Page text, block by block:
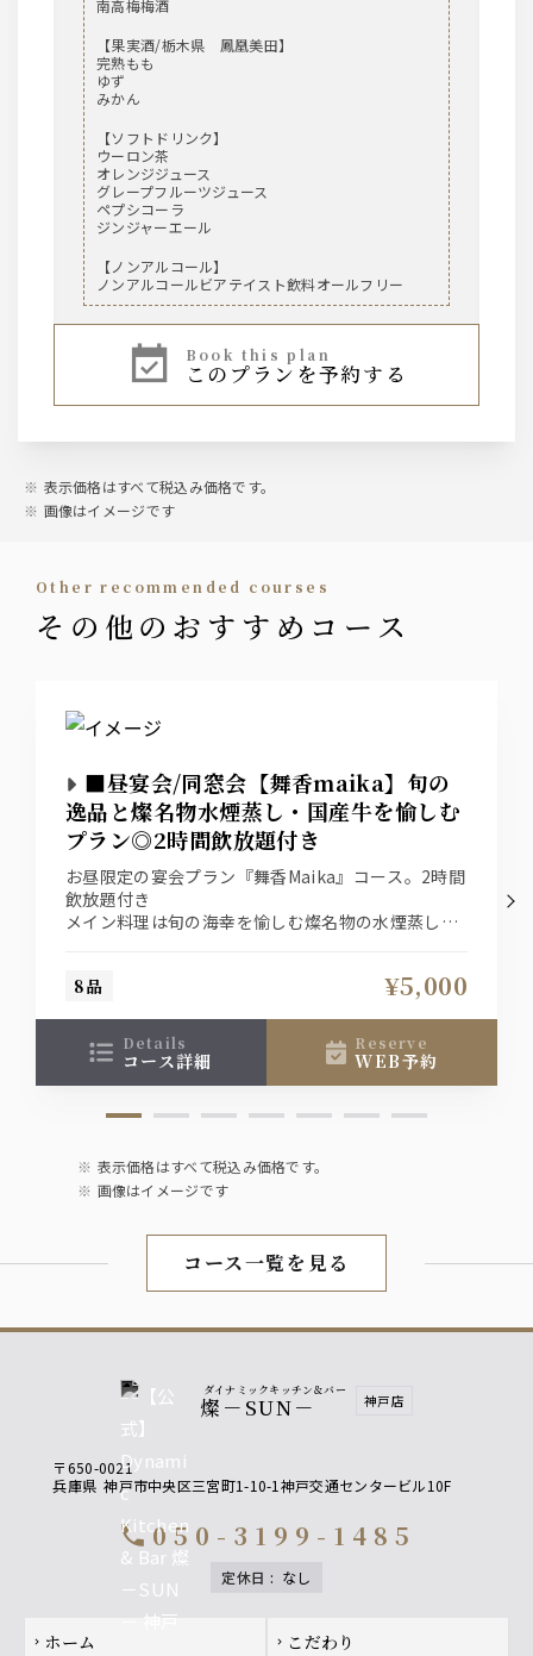
南高梅梅酒
【果実酒/栃木県 鳳凰美田】
完熟もも
ゆず
みかん
【ソフトドリンク】
ウーロン茶
オレンジジュース
グレープフルーツジュース
ペプシコーラ
ジンジャーエール
【ノンアルコール】
ノンアルコールビアテイスト飲料オールフリー
book this plan
このプランを予約する
表示価格はすべて税込み価格です。
画像はイメージです
other recommended courses
その他のおすすめコース
■昼宴会/同窓会【舞香maika】旬の
逸品と燦名物水煙蒸し・国産牛を愉しむ
プラン◎2時間飲放題付き
お昼限定の宴会プラン『舞香Maika』コース。2時間
飲放題付き
メイン料理は旬の海幸を愉しむ燦名物の水煙蒸しと
利用下さいませ。
8品 ¥5,000
details
コース詳細
reserve
WEB予約
表示価格はすべて税込み価格です。
画像はイメージです
コース一覧を見る
ダイナミックキッチン＆バー
燦－SUN－ 神戸店
〒650-0021
兵庫県 神戸市中央区三宮町1-10-1神戸交通センタービル10F
call 050-3199-1485
定休日 : なし
Footer navigation
chevron_right ホーム chevron_right こだわり